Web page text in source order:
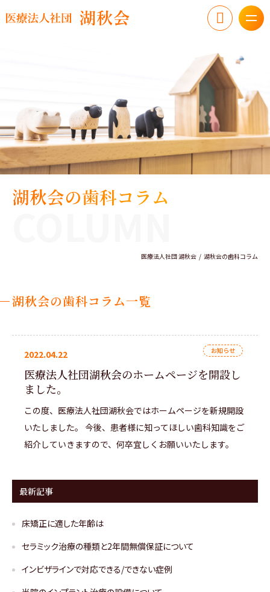
湖秋会の歯科コラム
医療法人社団 湖秋会 湖秋会の歯科コラム
湖秋会の歯科コラム一覧
2022.04.22 お知らせ
医療法人社団湖秋会のホームページを開設し
ました。
この度、医療法人社団湖秋会ではホームページを新規開設
いたしました。 今後、患者様に知ってほしい歯科知識をご
紹介していきますので、何卒宜しくお願いいたします。
最新記事
床矯正に適した年齢は
セラミック治療の種類と2年間無償保証について
インビザラインで対応できる/できない症例